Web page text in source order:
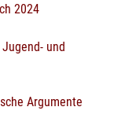
2024
und
Argumente